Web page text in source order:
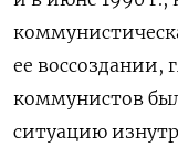
ее воссоздании,
коммунистов
ситуацию